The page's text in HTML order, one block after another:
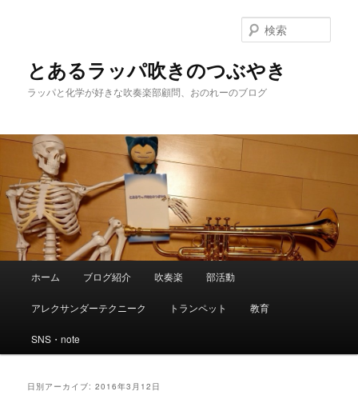
とあるラッパ吹きのつぶやき
ラッパと化学が好きな吹奏楽部顧問、おのれーのブログ
索
ュ
メ
イ
ン
コ
サ
ブ
コ
ン
ホーム ブログ紹介 吹奏楽 部活動
アレクサンダーテクニーク トランペット 教育
SNS・note
日別アーカイブ:2016年3月12日